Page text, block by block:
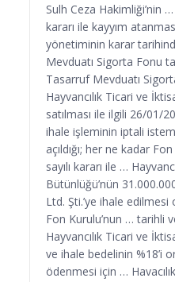
Sulh Ceza Hakimliği’nin
kararı ile kayyım
yönetiminin karar
Mevduatı Sigorta Fonu
Tasarruf Mevduatı
Hayvancılık Ticari ve
satılması ile ilgili 26/01/
ihale işleminin iptali
açıldığı; her ne kadar
sayılı kararı ile …
Bütünlüğü’nün
Ltd. Şti.’ye ihale
Fon Kurulu’nun … tarihli
Hayvancılık Ticari ve
ve ihale bedelinin %18’i
ödenmesi için …